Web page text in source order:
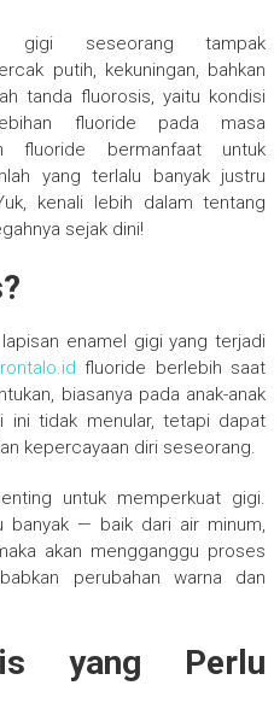
gigi seseorang tampak
putih, kekuningan, bahkan
tanda fluorosis, yaitu kondisi
fluoride pada masa
fluoride bermanfaat untuk
yang terlalu banyak justru
kenali lebih dalam tentang
sejak dini!
enamel gigi yang terjadi
fluoride berlebih saat
biasanya pada anak-anak
ini tidak menular, tetapi dapat
kepercayaan diri seseorang.
untuk memperkuat gigi.
banyak — baik dari air minum,
akan mengganggu proses
perubahan warna dan
yang Perlu